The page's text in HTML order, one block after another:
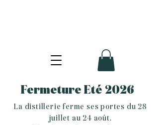
Fermeture Eté 2026
La distillerie ferme ses portes du 28
juillet au 24 août.